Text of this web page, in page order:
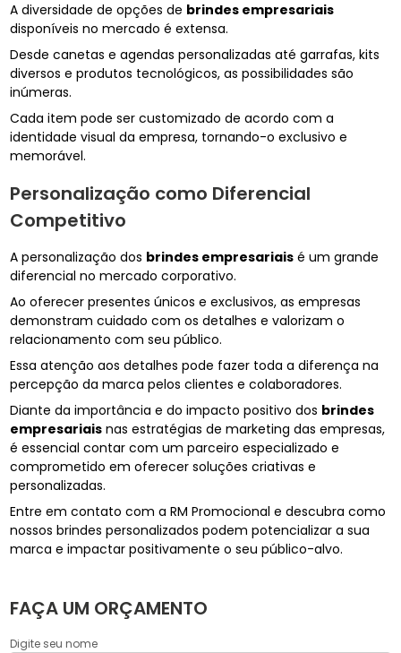
A diversidade de opções de brindes empresariais
disponíveis no mercado é extensa.
Desde canetas e agendas personalizadas até garrafas, kits
diversos e produtos tecnológicos, as possibilidades são
inúmeras.
Cada item pode ser customizado de acordo com a
identidade visual da empresa, tornando-o exclusivo e
memorável.
Personalização como Diferencial
Competitivo
A personalização dos brindes empresariais é um grande
diferencial no mercado corporativo.
Ao oferecer presentes únicos e exclusivos, as empresas
demonstram cuidado com os detalhes e valorizam o
relacionamento com seu público.
Essa atenção aos detalhes pode fazer toda a diferença na
percepção da marca pelos clientes e colaboradores.
Diante da importância e do impacto positivo dos brindes
empresariais nas estratégias de marketing das empresas,
é essencial contar com um parceiro especializado e
comprometido em oferecer soluções criativas e
personalizadas.
Entre em contato com a RM Promocional e descubra como
nossos brindes personalizados podem potencializar a sua
marca e impactar positivamente o seu público-alvo.
FAÇA UM ORÇAMENTO
Digite seu nome